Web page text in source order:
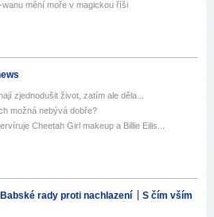
mění moře v magickou říši
zjednodušit život, zatím ale děla...
možná nebývá dobře?
Cheetah Girl makeup a Billie Eilis...
Babské rady proti nachlazení
S čím vším